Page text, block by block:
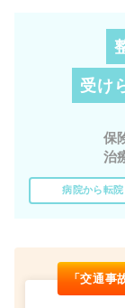
受け
保
治
病院から転
「交通事